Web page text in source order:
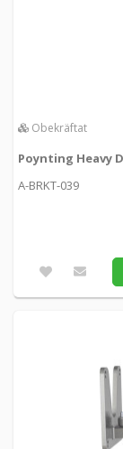
Obekräftat
Poynting Heavy
A-BRKT-039